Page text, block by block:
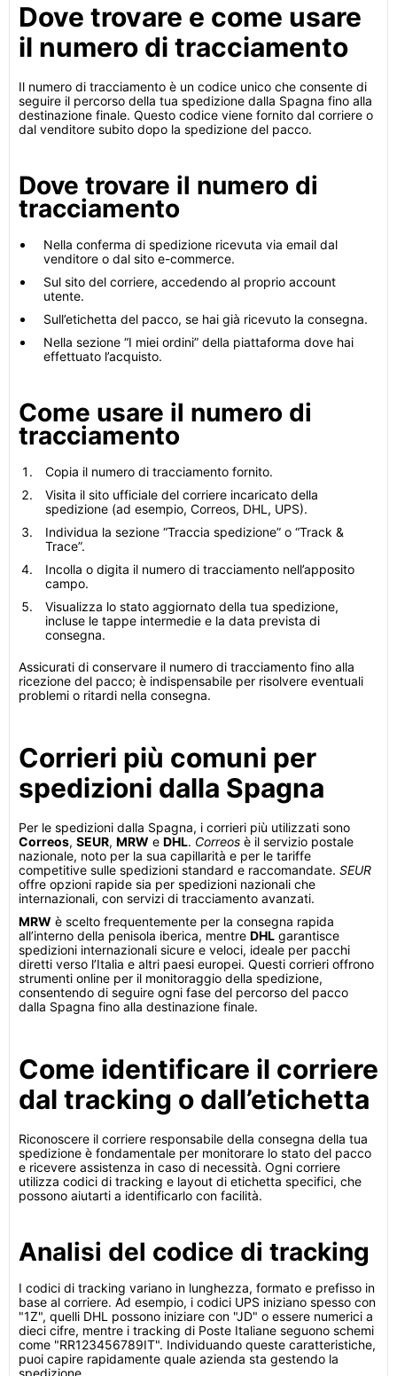
Dove trovare e come usare
il numero di tracciamento
Il numero di tracciamento è un codice unico che consente di
seguire il percorso della tua spedizione dalla Spagna fino alla
destinazione finale. Questo codice viene fornito dal corriere o
dal venditore subito dopo la spedizione del pacco.
Dove trovare il numero di
tracciamento
Nella conferma di spedizione ricevuta via email dal
venditore o dal sito e-commerce.
Sul sito del corriere, accedendo al proprio account
utente.
Sull’etichetta del pacco, se hai già ricevuto la consegna.
Nella sezione “I miei ordini” della piattaforma dove hai
effettuato l’acquisto.
Come usare il numero di
tracciamento
Copia il numero di tracciamento fornito.
Visita il sito ufficiale del corriere incaricato della
spedizione (ad esempio, Correos, DHL, UPS).
Individua la sezione “Traccia spedizione” o “Track &
Trace”.
Incolla o digita il numero di tracciamento nell’apposito
campo.
Visualizza lo stato aggiornato della tua spedizione,
incluse le tappe intermedie e la data prevista di
consegna.
Assicurati di conservare il numero di tracciamento fino alla
ricezione del pacco; è indispensabile per risolvere eventuali
problemi o ritardi nella consegna.
Corrieri più comuni per
spedizioni dalla Spagna
Per le spedizioni dalla Spagna, i corrieri più utilizzati sono
Correos, SEUR, MRW e DHL. Correos è il servizio postale
nazionale, noto per la sua capillarità e per le tariffe
competitive sulle spedizioni standard e raccomandate. SEUR
offre opzioni rapide sia per spedizioni nazionali che
internazionali, con servizi di tracciamento avanzati.
MRW è scelto frequentemente per la consegna rapida
all’interno della penisola iberica, mentre DHL garantisce
spedizioni internazionali sicure e veloci, ideale per pacchi
diretti verso l’Italia e altri paesi europei. Questi corrieri offrono
strumenti online per il monitoraggio della spedizione,
consentendo di seguire ogni fase del percorso del pacco
dalla Spagna fino alla destinazione finale.
Come identificare il corriere
dal tracking o dall’etichetta
Riconoscere il corriere responsabile della consegna della tua
spedizione è fondamentale per monitorare lo stato del pacco
e ricevere assistenza in caso di necessità. Ogni corriere
utilizza codici di tracking e layout di etichetta specifici, che
possono aiutarti a identificarlo con facilità.
Analisi del codice di tracking
I codici di tracking variano in lunghezza, formato e prefisso in
base al corriere. Ad esempio, i codici UPS iniziano spesso con
"1Z", quelli DHL possono iniziare con "JD" o essere numerici a
dieci cifre, mentre i tracking di Poste Italiane seguono schemi
come "RR123456789IT". Individuando queste caratteristiche,
puoi capire rapidamente quale azienda sta gestendo la
spedizione.